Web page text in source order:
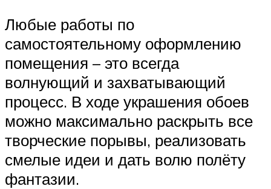
Любые работы по
самостоятельному оформлению
помещения – это всегда
волнующий и захватывающий
процесс. В ходе украшения обоев
можно максимально раскрыть все
творческие порывы, реализовать
смелые идеи и дать волю полёту
фантазии.